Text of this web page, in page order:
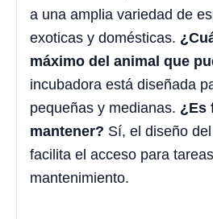
a una amplia variedad de
exoticas y domésticas.
máximo del animal que
incubadora está diseñada
pequeñas y medianas. ¿Es
mantener? Sí, el diseño
facilita el acceso para
mantenimiento.